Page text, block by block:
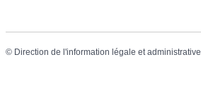
© Direction de l'information légale et administrative